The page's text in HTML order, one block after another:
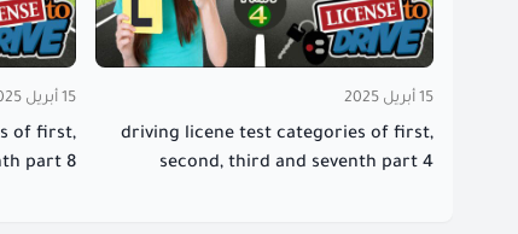
15 أبريل 2025
driving licene test categories of first,
second, third and seventh part 4
15 أبريل 2025
of first,
part 8